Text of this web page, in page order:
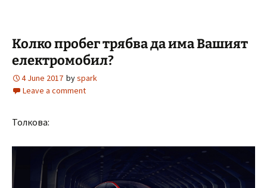
Колко пробег трябва да има Вашият
електромобил?
4 June 2017 byspark
Leave a comment
Толкова: